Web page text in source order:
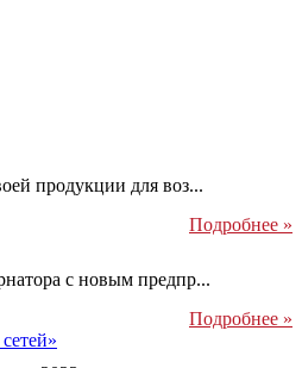
продукции для воз...
Подробнее »
с новым предпр...
Подробнее »